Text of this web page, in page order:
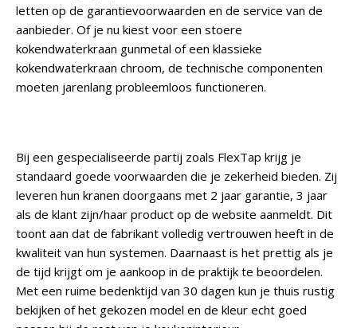
letten op de garantievoorwaarden en de service van de
aanbieder. Of je nu kiest voor een stoere
kokendwaterkraan gunmetal of een klassieke
kokendwaterkraan chroom, de technische componenten
moeten jarenlang probleemloos functioneren.
Bij een gespecialiseerde partij zoals FlexTap krijg je
standaard goede voorwaarden die je zekerheid bieden. Zij
leveren hun kranen doorgaans met 2 jaar garantie, 3 jaar
als de klant zijn/haar product op de website aanmeldt. Dit
toont aan dat de fabrikant volledig vertrouwen heeft in de
kwaliteit van hun systemen. Daarnaast is het prettig als je
de tijd krijgt om je aankoop in de praktijk te beoordelen.
Met een ruime bedenktijd van 30 dagen kun je thuis rustig
bekijken of het gekozen model en de kleur echt goed